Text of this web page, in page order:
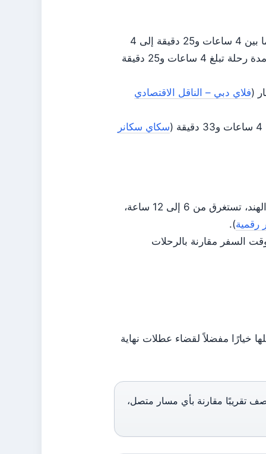
الرحلات المباشرة بين دبي (DXB) وكولومبو (CMB) تستغرق عادةً ما بين 4 ساعات و25 دقيقة إلى 4
ساعات و40 دقيقة، بحسب شركة الطيران. طيران الإمارات تعرض مدة رحلة تبلغ 4 ساعات و25 دقيقة
فلاي دبي – الناقل الاقتصادي
سكاي سكانر
الرحلات مع توقف واحد، مثل تلك التي تشغلها إنديغو عبر مطار في الهند، تستغرق من 6 إلى 12 ساعة،
).
الرحلات المباشرة توفر أكثر من 50% من وقت السفر مقارنة بالرحلات
خيارًا مفضلاً لقضاء عطلات نهاية
تقريبًا مقارنة بأي مسار متصل،